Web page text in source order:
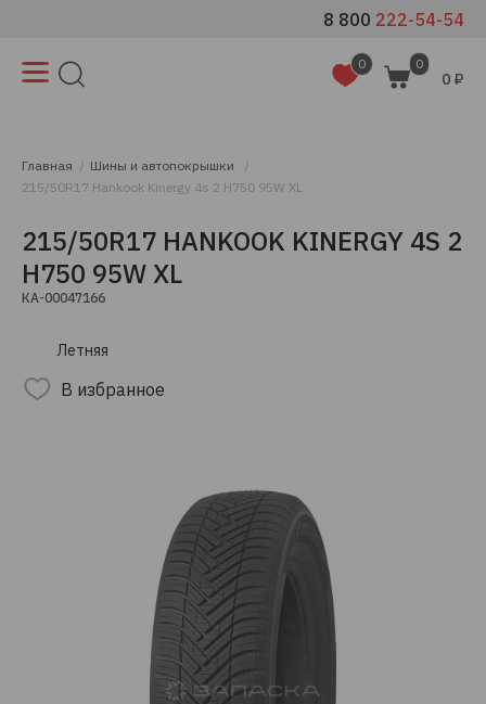
8 800 222-54-54
0 0
0 ₽
Главная
Шины и автопокрышки
215/50R17 Hankook Kinergy 4s 2 H750 95W XL
215/50R17 HANKOOK KINERGY 4S 2
H750 95W XL
КА-00047166
Летняя
В избранное